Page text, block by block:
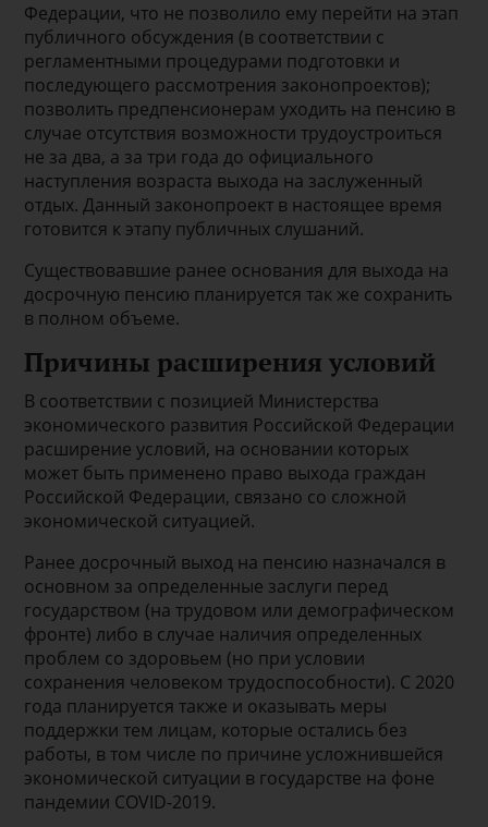
Федерации, что не позволило ему перейти на этап
публичного обсуждения (в соответствии с
регламентными процедурами подготовки и
последующего рассмотрения законопроектов);
позволить предпенсионерам уходить на пенсию в
случае отсутствия возможности трудоустроиться
не за два, а за три года до официального
наступления возраста выхода на заслуженный
отдых. Данный законопроект в настоящее время
готовится к этапу публичных слушаний.
Существовавшие ранее основания для выхода на
досрочную пенсию планируется так же сохранить
в полном объеме.
Причины расширения условий
В соответствии с позицией Министерства
экономического развития Российской Федерации
расширение условий, на основании которых
может быть применено право выхода граждан
Российской Федерации, связано со сложной
экономической ситуацией.
Ранее досрочный выход на пенсию назначался в
основном за определенные заслуги перед
государством (на трудовом или демографическом
фронте) либо в случае наличия определенных
проблем со здоровьем (но при условии
сохранения человеком трудоспособности). С 2020
года планируется также и оказывать меры
поддержки тем лицам, которые остались без
работы, в том числе по причине усложнившейся
экономической ситуации в государстве на фоне
пандемии COVID-2019.